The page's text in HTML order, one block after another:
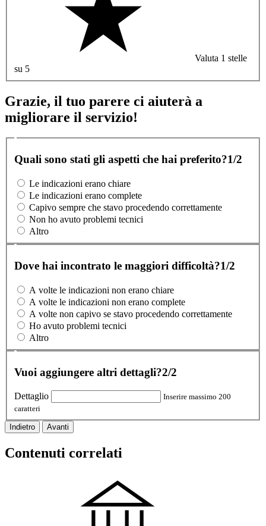
Valuta 1 stelle
su 5
Grazie, il tuo parere ci aiuterà a
migliorare il servizio!
Quali sono stati gli aspetti che hai preferito?1/2
Le indicazioni erano chiare
Le indicazioni erano complete
Capivo sempre che stavo procedendo correttamente
Non ho avuto problemi tecnici
Altro
Dove hai incontrato le maggiori difficoltà?1/2
A volte le indicazioni non erano chiare
A volte le indicazioni non erano complete
A volte non capivo se stavo procedendo correttamente
Ho avuto problemi tecnici
Altro
Vuoi aggiungere altri dettagli?2/2
Dettaglio
Inserire massimo 200
caratteri
Indietro Avanti
Contenuti correlati